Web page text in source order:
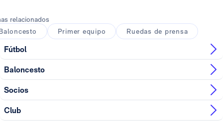
relacionados
Primer equipo Ruedas de prensa
Fútbol
Baloncesto
Socios
Club